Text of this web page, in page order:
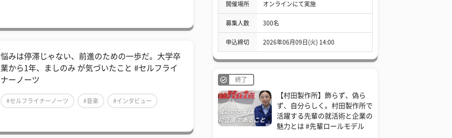
悩みは停滞じゃない、前進のための一歩だ。大学卒
業から1年、ましのみ が気づいたこと #セルフライ
ナーノーツ
#セルフライナーノーツ #音楽 #インタビュー
開催場所 オンラインにて実施
募集人数 300名
申込締切 2026年06月09日(火) 14:00
終了
【村田製作所】飾らず、偽ら
ず、自分らしく。村田製作所で
活躍する先輩の就活術と企業の
魅力とは #先輩ロールモデル